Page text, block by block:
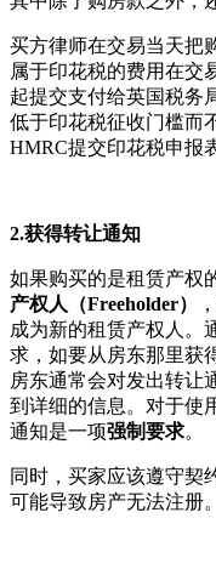
买方律师在交易当天把
属于印花税的费用在交
起提交支付给英国税务
低于印花税征收门槛而
HMRC提交印花税申报
2.获得转让通知
如果购买的是租赁产权
产权人（Freeholder）
成为新的租赁产权人。
求，如要从房东那里获
房东通常会对发出转让
到详细的信息。对于使
通知是一项强制要求。
同时，买家应该遵守契
可能导致房产无法注册。